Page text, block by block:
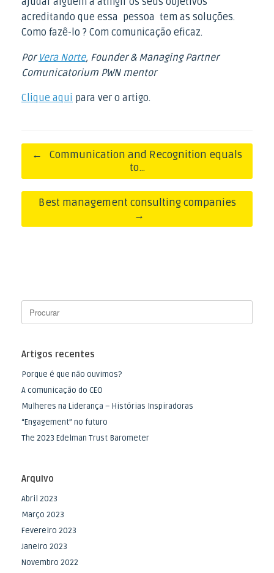
acreditando que essa pessoa tem as soluções.
Como fazê-lo ? Com comunicação eficaz.
PorVera Norte, Founder & Managing Partner
Comunicatorium PWN mentor
Clique aqui para ver o artigo.
Post navigation
←
Communication and Recognition equals
to…
Best management consulting companies
→
Artigos recentes
Porque é que não ouvimos?
A comunicação do CEO
Mulheres na Liderança – Histórias Inspiradoras
“Engagement” no futuro
The 2023 Edelman Trust Barometer
Arquivo
Abril 2023
Março 2023
Fevereiro 2023
Janeiro 2023
Novembro 2022